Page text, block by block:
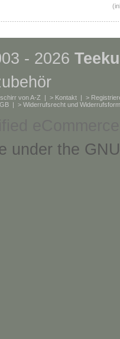
- 2026
von A-Z | > Kontakt | >
| > Widerrufsrecht und
under the